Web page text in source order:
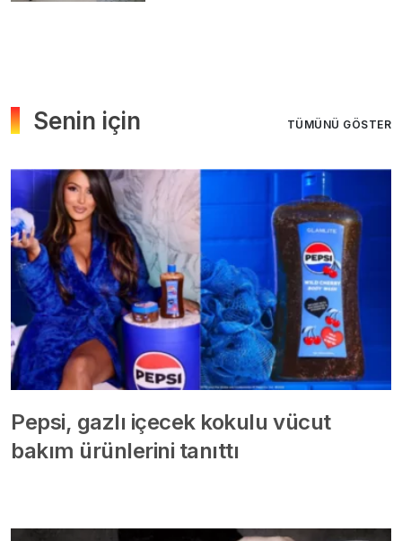
Senin için TÜMÜNÜ GÖSTER
Pepsi, gazlı içecek kokulu vücut
bakım ürünlerini tanıttı